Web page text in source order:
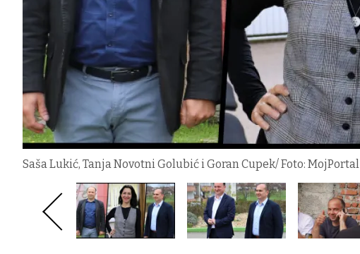
Saša Lukić, Tanja Novotni Golubić i Goran Cupek/ Foto: MojPortal